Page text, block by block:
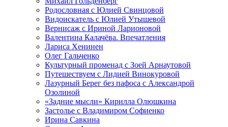
Родословная с Юлией Свинцовой
Видоискатель с Юлией Утышевой
Вернисаж с Ириной Ларионовой
Валентина Калачёва. Впечатления
Лариса Хенинен
Олег Гальченко
Культурный променад с Зоей Арнаутовой
Путешествуем с Лидией Винокуровой
Лазурный Берег без пафоса с Александрой
Озолиной
«Задние мысли» Кирилла Олюшкина
Застолье с Владимиром Софиенко
Ирина Савкина